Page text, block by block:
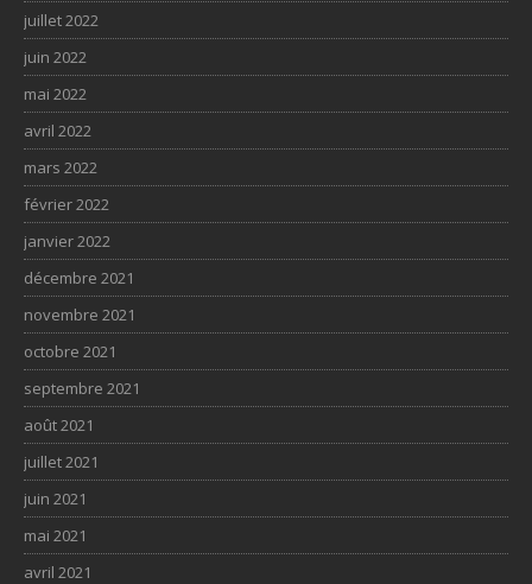
juillet 2022
juin 2022
mai 2022
avril 2022
mars 2022
février 2022
janvier 2022
décembre 2021
novembre 2021
octobre 2021
septembre 2021
août 2021
juillet 2021
juin 2021
mai 2021
avril 2021